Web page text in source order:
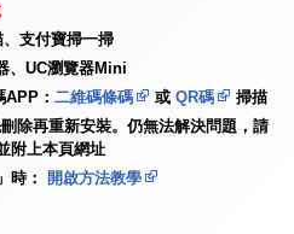
支付寶掃一掃
、UC瀏覽器Mini
APP：二維碼條碼 或QR碼
掃描
除再重新安裝。仍無法解決問題，請
附上本頁網址
時：
開啟方法教學